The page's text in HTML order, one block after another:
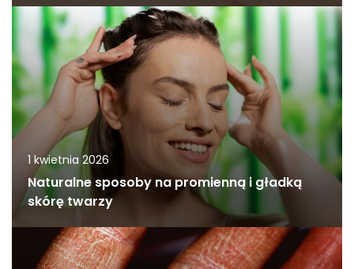
1 kwietnia 2026
Naturalne sposoby na promienną i gładką
skórę twarzy